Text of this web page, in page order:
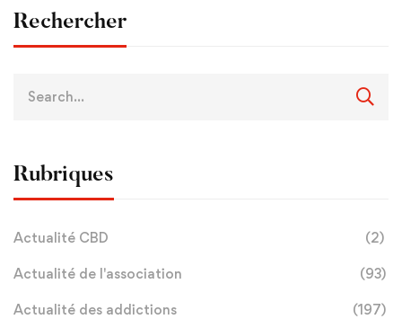
Rechercher
Rubriques
Actualité CBD (2)
Actualité de l'association (93)
Actualité des addictions (197)